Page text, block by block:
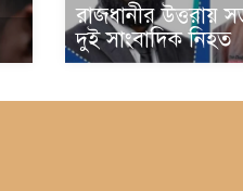
রাজধানীর উত্তরায়
দুই সাংবাদিক নিহত